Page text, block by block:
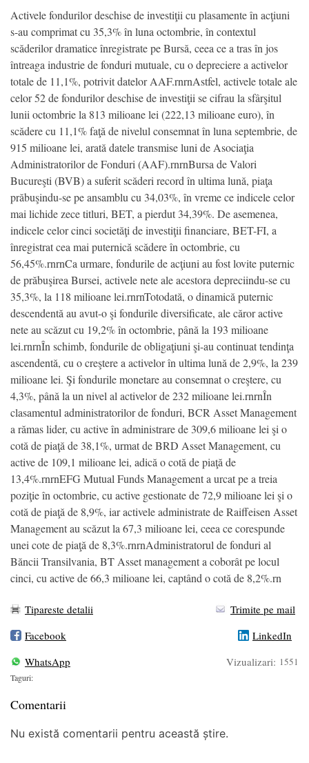
Activele fondurilor deschise de investiţii cu plasamente în acţiuni
s-au comprimat cu 35,3% în luna octombrie, în contextul
scăderilor dramatice înregistrate pe Bursă, ceea ce a tras în jos
întreaga industrie de fonduri mutuale, cu o depreciere a activelor
totale de 11,1%, potrivit datelor AAF.rnrnAstfel, activele totale ale
celor 52 de fondurilor deschise de investiţii se cifrau la sfârşitul
lunii octombrie la 813 milioane lei (222,13 milioane euro), în
scădere cu 11,1% faţă de nivelul consemnat în luna septembrie, de
915 milioane lei, arată datele transmise luni de Asociaţia
Administratorilor de Fonduri (AAF).rnrnBursa de Valori
Bucureşti (BVB) a suferit scăderi record în ultima lună, piaţa
prăbuşindu-se pe ansamblu cu 34,03%, în vreme ce indicele celor
mai lichide zece titluri, BET, a pierdut 34,39%. De asemenea,
indicele celor cinci societăţi de investiţii financiare, BET-FI, a
înregistrat cea mai puternică scădere în octombrie, cu
56,45%.rnrnCa urmare, fondurile de acţiuni au fost lovite puternic
de prăbuşirea Bursei, activele nete ale acestora depreciindu-se cu
35,3%, la 118 milioane lei.rnrnTotodată, o dinamică puternic
descendentă au avut-o şi fondurile diversificate, ale căror active
nete au scăzut cu 19,2% în octombrie, până la 193 milioane
lei.rnrnÎn schimb, fondurile de obligaţiuni şi-au continuat tendinţa
ascendentă, cu o creştere a activelor în ultima lună de 2,9%, la 239
milioane lei. Şi fondurile monetare au consemnat o creştere, cu
4,3%, până la un nivel al activelor de 232 milioane lei.rnrnÎn
clasamentul administratorilor de fonduri, BCR Asset Management
a rămas lider, cu active în administrare de 309,6 milioane lei şi o
cotă de piaţă de 38,1%, urmat de BRD Asset Management, cu
active de 109,1 milioane lei, adică o cotă de piaţă de
13,4%.rnrnEFG Mutual Funds Management a urcat pe a treia
poziţie în octombrie, cu active gestionate de 72,9 milioane lei şi o
cotă de piaţă de 8,9%, iar activele administrate de Raiffeisen Asset
Management au scăzut la 67,3 milioane lei, ceea ce corespunde
unei cote de piaţă de 8,3%.rnrnAdministratorul de fonduri al
Băncii Transilvania, BT Asset management a coborât pe locul
cinci, cu active de 66,3 milioane lei, captând o cotă de 8,2%.rn
Tipareste detalii
Trimite pe mail
Facebook
LinkedIn
WhatsApp
Vizualizari: 1551
Taguri:
Comentarii
Nu există comentarii pentru această știre.